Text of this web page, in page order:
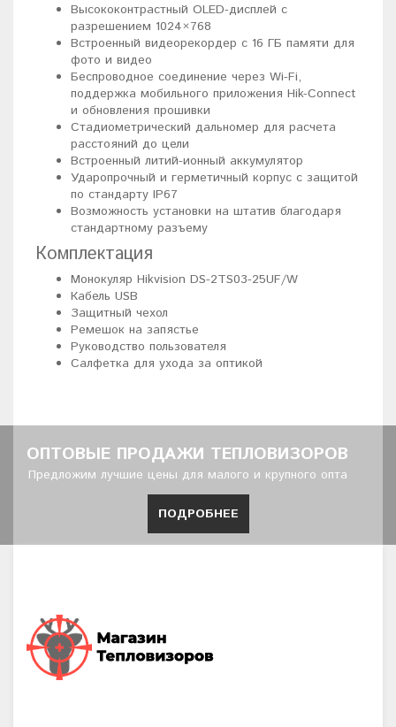
Высококонтрастный OLED-дисплей с
разрешением 1024×768
Встроенный видеорекордер с 16 ГБ памяти для
фото и видео
Беспроводное соединение через Wi-Fi,
поддержка мобильного приложения Hik-Connect
и обновления прошивки
Стадиометрический дальномер для расчета
расстояний до цели
Встроенный литий-ионный аккумулятор
Ударопрочный и герметичный корпус с защитой
по стандарту IP67
Возможность установки на штатив благодаря
стандартному разъему
Комплектация
Монокуляр Hikvision DS-2TS03-25UF/W
Кабель USB
Защитный чехол
Ремешок на запястье
Руководство пользователя
Салфетка для ухода за оптикой
ОПТОВЫЕ ПРОДАЖИ ТЕПЛОВИЗОРОВ
Предложим лучшие цены для малого и крупного опта
ПОДРОБНЕЕ